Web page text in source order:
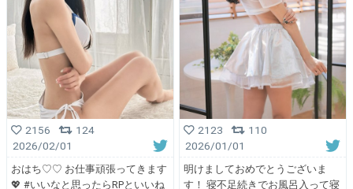
2156
124
2026/02/01
おはち♡♡ お仕事頑張ってきます
💖 #いいなと思ったらRPといいね
2123
110
2026/01/01
明けましておめでとうございま
す！ 寝不足続きでお風呂入って寝